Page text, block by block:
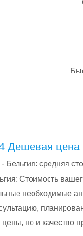
Дешевая цена
cредняя
Стоимость
необходимые
цены, но и